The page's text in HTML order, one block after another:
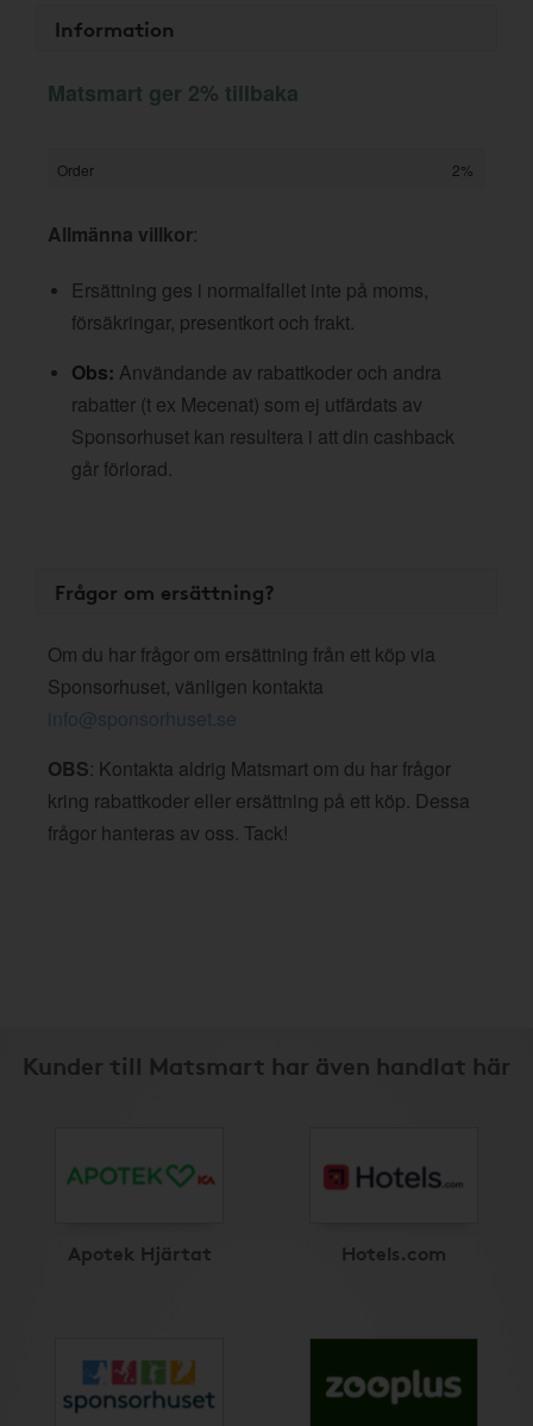
Information
Matsmart ger 2% tillbaka
Order 2%
Allmänna villkor:
Ersättning ges i normalfallet inte på moms,
försäkringar, presentkort och frakt.
Obs: Användande av rabattkoder och andra
rabatter (t ex Mecenat) som ej utfärdats av
Sponsorhuset kan resultera i att din cashback
går förlorad.
Frågor om ersättning?
Om du har frågor om ersättning från ett köp via
Sponsorhuset, vänligen kontakta
info@sponsorhuset.se
OBS: Kontakta aldrig Matsmart om du har frågor
kring rabattkoder eller ersättning på ett köp. Dessa
frågor hanteras av oss. Tack!
Kunder till Matsmart har även handlat här
Apotek Hjärtat Hotels.com